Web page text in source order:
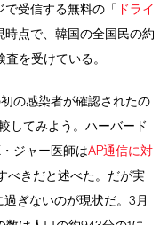
受信する無料の「 ドライ
時点で、韓国の全国民の約
を受けている。
の感染者が確認されたの
してみよう。ハーバード
ジャー医師はAP通信に対
べきだと述べた。だが実
過ぎないのが現状だ。3月